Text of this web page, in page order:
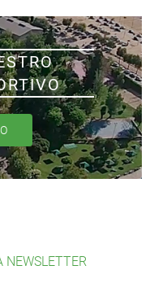
NEWSLETTER